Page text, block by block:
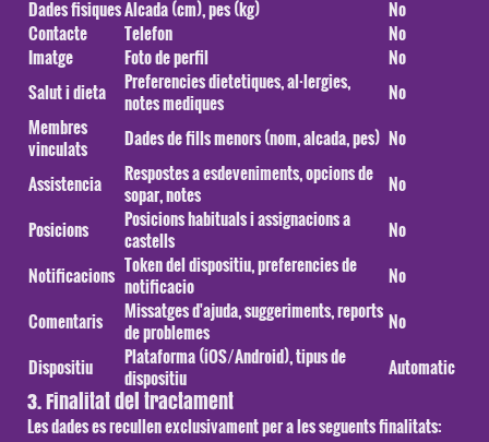
Dades fisiquesAlcada (cm), pes (kg)
No
Contacte
Telefon
No
Imatge
Foto de perfil
No
Salut i dieta
Preferencies dietetiques, al·lergies,
notes mediques
No
Membres
vinculats
Dades de fills menors (nom, alcada, pes) No
Assistencia
Respostes a esdeveniments, opcions de
sopar, notes
No
Posicions
Posicions habituals i assignacions a
castells
No
Notificacions Token del dispositiu, preferencies de
notificacio
No
Comentaris
Missatges d'ajuda, suggeriments, reports
de problemes
No
Dispositiu
Plataforma (iOS/Android), tipus de
dispositiu
Automatic
3. Finalitat del tractament
Les dades es recullen exclusivament per a les seguents finalitats: